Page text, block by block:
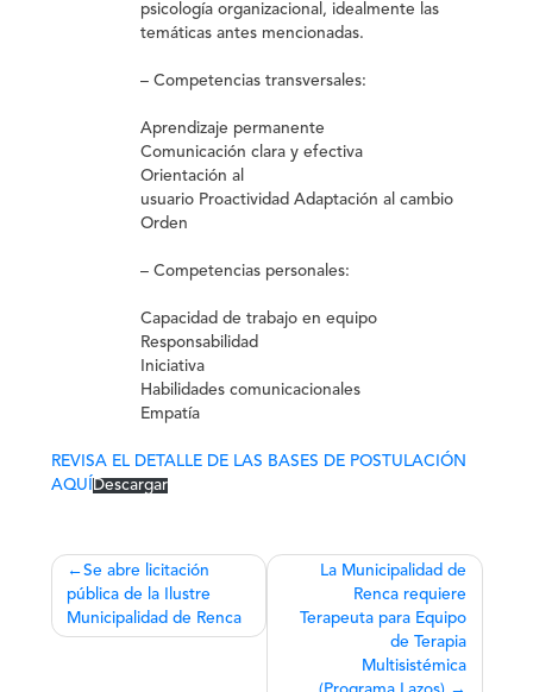
psicología organizacional, idealmente las
temáticas antes mencionadas.
– Competencias transversales:
Aprendizaje permanente
Comunicación clara y efectiva
Orientación al
usuario Proactividad Adaptación al cambio
Orden
– Competencias personales:
Capacidad de trabajo en equipo
Responsabilidad
Iniciativa
Habilidades comunicacionales
Empatía
REVISA EL DETALLE DE LAS BASES DE POSTULACIÓN
AQUÍ Descargar
Navegación
de
Se abre licitación
pública de la Ilustre
Municipalidad de Renca
La Municipalidad de
Renca requiere
Terapeuta para Equipo
de Terapia
Multisistémica